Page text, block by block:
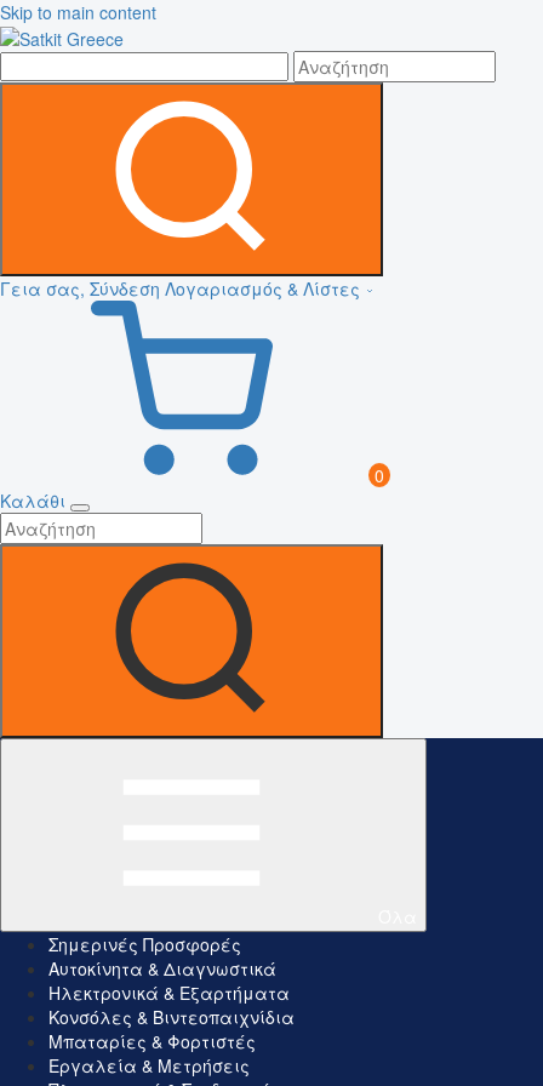
Skip to main content
Γεια σας, Σύνδεση Λογαριασμός & Λίστες
0
Καλάθι
Σημερινές Προσφορές
Αυτοκίνητα & Διαγνωστικά
Ηλεκτρονικά & Εξαρτήματα
Κονσόλες & Βιντεοπαιχνίδια
Μπαταρίες & Φορτιστές
Εργαλεία & Μετρήσεις